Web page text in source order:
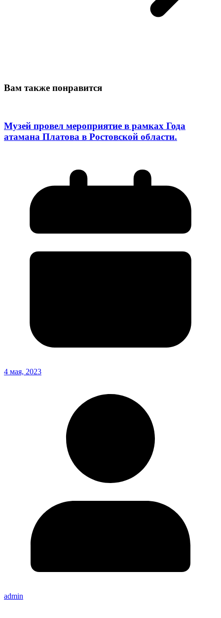
Вам также понравится
Музей провел мероприятие в рамках Года
атамана Платова в Ростовской области.
4 мая, 2023
admin